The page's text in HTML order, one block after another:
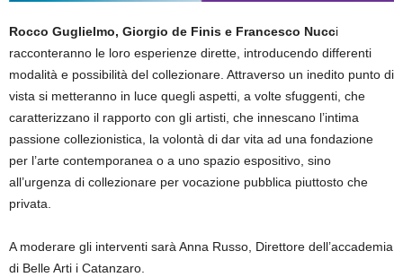
Rocco Guglielmo, Giorgio de Finis e Francesco Nucci
racconteranno le loro esperienze dirette, introducendo differenti
modalità e possibilità del collezionare. Attraverso un inedito punto di
vista si metteranno in luce quegli aspetti, a volte sfuggenti, che
caratterizzano il rapporto con gli artisti, che innescano l’intima
passione collezionistica, la volontà di dar vita ad una fondazione
per l’arte contemporanea o a uno spazio espositivo, sino
all’urgenza di collezionare per vocazione pubblica piuttosto che
privata.
A moderare gli interventi sarà Anna Russo, Direttore dell’accademia
di Belle Arti i Catanzaro.